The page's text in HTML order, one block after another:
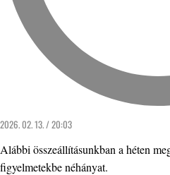
2026. 02. 13. / 20:03
Alábbi összeállításunkban a héten
figyelmetekbe néhányat.